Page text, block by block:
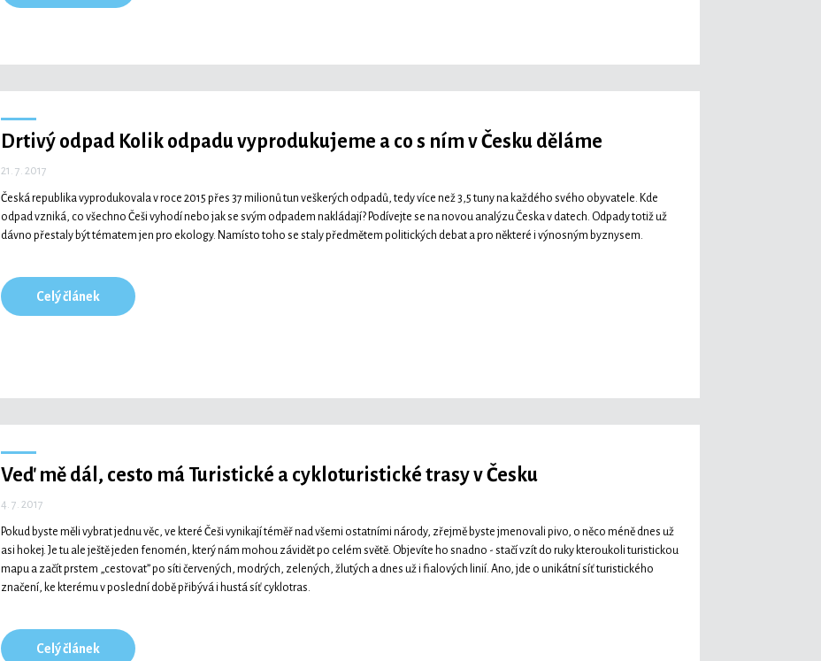
Drtivý odpad Kolik odpadu vyprodukujeme a co s ním v Česku děláme
21. 7. 2017
Česká republika vyprodukovala v roce 2015 přes 37 milionů tun veškerých odpadů, tedy více než 3,5 tuny na každého svého obyvatele. Kde
odpad vzniká, co všechno Češi vyhodí nebo jak se svým odpadem nakládají? Podívejte se na novou analýzu Česka v datech. Odpady totiž už
dávno přestaly být tématem jen pro ekology. Namísto toho se staly předmětem politických debat a pro některé i výnosným byznysem.
Celý článek
Veď mě dál, cesto máTuristické a cykloturistické trasy v Česku
4. 7. 2017
Pokud byste měli vybrat jednu věc, ve které Češi vynikají téměř nad všemi ostatními národy, zřejmě byste jmenovali pivo, o něco méně dnes už
asi hokej. Je tu ale ještě jeden fenomén, který nám mohou závidět po celém světě. Objevíte ho snadno - stačí vzít do ruky kteroukoli turistickou
mapu a začít prstem „cestovat” po síti červených, modrých, zelených, žlutých a dnes už i fialových linií. Ano, jde o unikátní síť turistického
značení, ke kterému v poslední době přibývá i hustá síť cyklotras.
Celý článek